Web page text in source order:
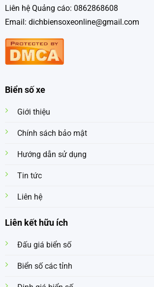
Liên hệ Quảng cáo: 0862868608
Email: dichbiensoxeonline@gmail.com
Biển số xe
Giới thiệu
Chính sách bảo mật
Hướng dẫn sử dụng
Tin tức
Liên hệ
Liên kết hữu ích
Đấu giá biển số
Biển số các tỉnh